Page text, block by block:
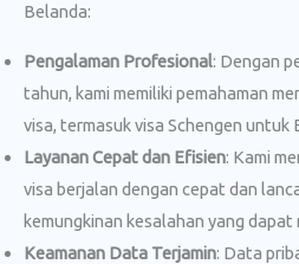
Belanda:
Pengalaman Profesional: Dengan
tahun, kami memiliki pemahaman
visa, termasuk visa Schengen untuk
Layanan Cepat dan Efisien: Kami
visa berjalan dengan cepat dan
kemungkinan kesalahan yang
Keamanan Data Terjamin: Data